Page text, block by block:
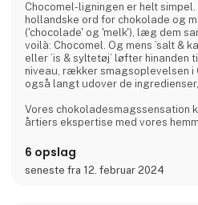
Chocomel-ligningen er helt simpel.
hollandske ord for chokolade og
('chocolade' og 'melk'), læg dem
voilà: Chocomel. Og mens ’salt &
eller ’is & syltetøj’ løfter hinanden
niveau, rækker smagsoplevelsen i
også langt udover de
Vores chokoladesmagssensation
årtiers ekspertise med vores
uimodståelig cremet, rig, blød og
uforglemmelig, chokoladeagtig
6 opslag
seneste fra 12. februar 2024